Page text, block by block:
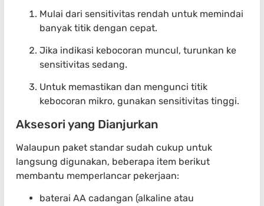
Mulai dari sensitivitas rendah untuk memindai
banyak titik dengan cepat.
Jika indikasi kebocoran muncul, turunkan ke
sensitivitas sedang.
Untuk memastikan dan mengunci titik
kebocoran mikro, gunakan sensitivitas tinggi.
Aksesori yang Dianjurkan
Walaupun paket standar sudah cukup untuk
langsung digunakan, beberapa item berikut
membantu memperlancar pekerjaan:
baterai AA cadangan (alkaline atau